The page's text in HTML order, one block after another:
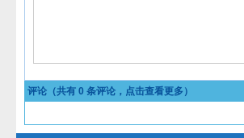
评论（共有 0 条评论，点击查看更多）